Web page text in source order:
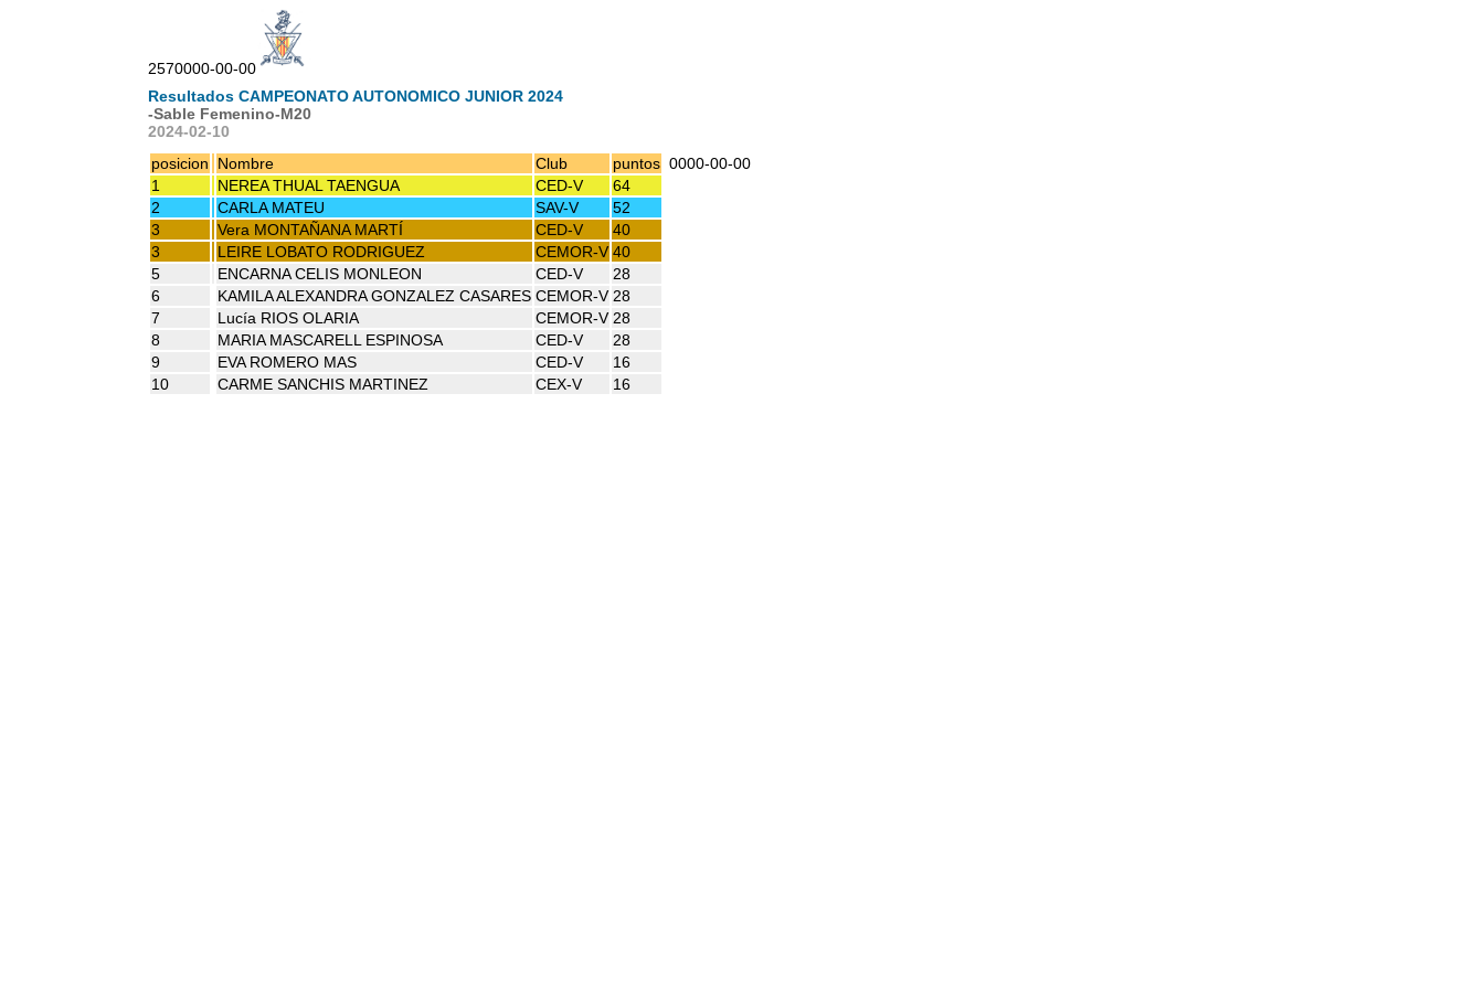
2570000-00-00
Resultados CAMPEONATO AUTONOMICO JUNIOR 2024
-Sable Femenino-M20
2024-02-10
posicion
Nombre Club puntos 0000-00-00
1
NEREA THUAL TAENGUA CED-V
64
2
CARLA MATEU SAV-V
52
3
Vera MONTAÑANA MARTÍ CED-V
40
3
LEIRE LOBATO RODRIGUEZ CEMOR-V 40
5
ENCARNA CELIS MONLEON CED-V
28
6
KAMILA ALEXANDRA GONZALEZ CASARES CEMOR-V 28
7
Lucía RIOS OLARIA CEMOR-V 28
8
MARIA MASCARELL ESPINOSA CED-V
28
9
EVA ROMERO MAS CED-V
16
10
CARME SANCHIS MARTINEZ CEX-V 16